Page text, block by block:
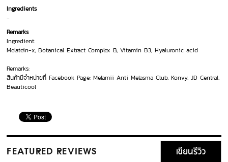
Ingredients
-
Remarks
Ingredient:
Melatein-x, Botanical Extract Complex B, Vitamin B3, Hyaluronic acid
Remarks:
สินค้ามีจำหน่ายที่ Facebook Page: Melamii Anti Melasma Club, Konvy, JD Central,
Beauticool
FEATURED REVIEWS เขียนรีวิว